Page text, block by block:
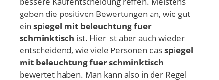
geben die positiven Bewertungen an, wie gut
ein spiegel mit beleuchtung fuer
schminktisch ist. Hier ist aber auch wieder
entscheidend, wie viele Personen dasspiegel
mit beleuchtung fuer schminktisch
bewertet haben. Man kann also in der Regel